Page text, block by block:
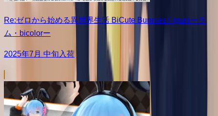
Re:ゼロから始める異世界生活 BiCute Bunnies Figureーラ
ム・bicolorー
2025年7月 中旬入荷